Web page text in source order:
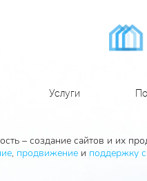
Услуги
– создание сайтов и их
, продвижениеи поддержку